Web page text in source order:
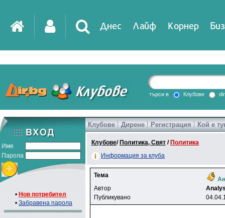
Днес Лайф Корнер
DirTV Impressio
Games
търси в Клубове
Име
Парола
• Нов потребител
• Забравена парола
Клубове Дирене Регистрация Кой е
Клубове/ Политика, Свят / Политика
Информация за клуба
Тема
Автор
Публикувано